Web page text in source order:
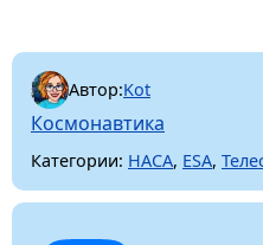
Автор:Kot
Космонавтика
Категории: НАСА, ESA,